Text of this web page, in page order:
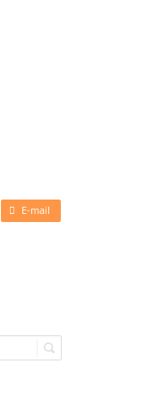
E-mail